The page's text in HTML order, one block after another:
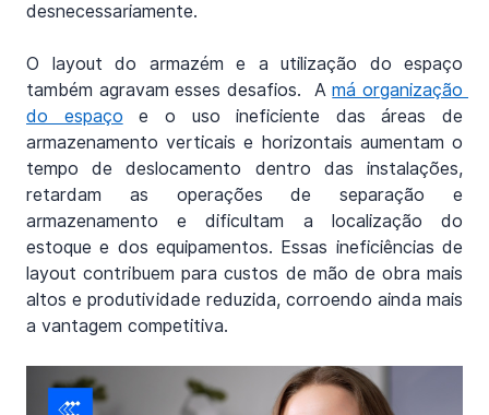
desnecessariamente.
O layout do armazém e a utilização do espaço
também agravam esses desafios.  A má organização
do espaço e o uso ineficiente das áreas de
armazenamento verticais e horizontais aumentam o
tempo de deslocamento dentro das instalações,
retardam as operações de separação e
armazenamento e dificultam a localização do
estoque e dos equipamentos. Essas ineficiências de
layout contribuem para custos de mão de obra mais
altos e produtividade reduzida, corroendo ainda mais
a vantagem competitiva.